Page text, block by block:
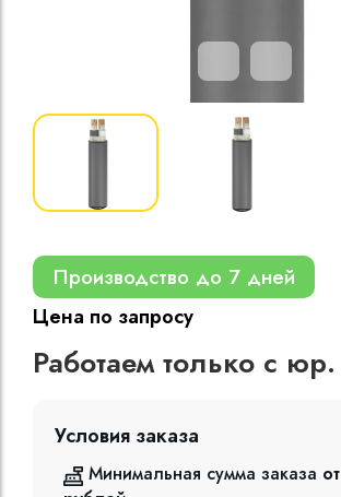
Производство до 7 дней
Цена по запросу
Работаем только с
Условия заказа
Минимальная сумма заказа